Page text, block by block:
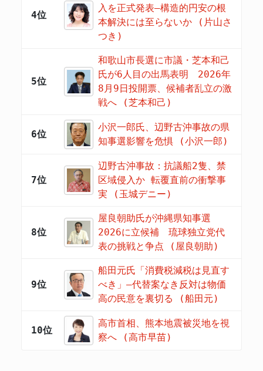
4位
入を正式発表―構造的円安の根
本解決には至らないか (片山さ
つき)
5位
和歌山市長選に市議・芝本和己
氏が6人目の出馬表明 2026年
8月9日投開票、候補者乱立の激
戦へ (芝本和己)
6位
小沢一郎氏、辺野古沖事故の県
知事選影響を危惧 (小沢一郎)
7位
辺野古沖事故：抗議船2隻、禁
区域侵入か 転覆直前の衝撃事
実 (玉城デニー)
8位
屋良朝助氏が沖縄県知事選
2026に立候補 琉球独立党代
表の挑戦と争点 (屋良朝助)
9位
船田元氏「消費税減税は見直す
べき」―代替案なき反対は物価
高の民意を裏切る (船田元)
10位
高市首相、熊本地震被災地を視
察へ (高市早苗)